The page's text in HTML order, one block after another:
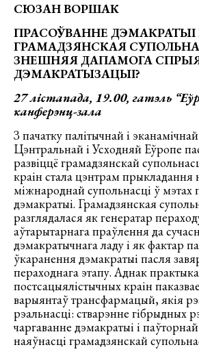
СЮЗАН ВОРШАК
ПРАСОЎВАННЕ ДЭМАКРАТЫІ
ГРАМАДЗЯНСКАЯ
ЗНЕШНЯЯ ДАПАМОГА
ДЭМАКРАТЫЗАЦЫІ?
27лістапада, 19.00,гатэль
канферэнц-зала
З пачатку палітычнай і
Цэнтральнай і Усходняй Еўропе
развіццё грамадзянскай
краін стала цэнтрам прыкладання
міжнароднай супольнасці ў мэтах
дэмакратыі. Грамадзянская
разглядалася як генератар
аўтарытарнага праўлення да
дэмакратычнага ладу і як фактар
ўкаранення дэмакратыі пасля
пераходнага этапу. Аднак практыка
постсацыялістычных краін
варыянтаў трансфармацый, якія
рэальнасці: стварэнне гібрыдных
чаргаванне дэмакратыі і
наяўнасці грамадзянскай